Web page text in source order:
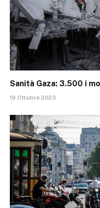
Sanità Gaza: 3.500 i
19 Ottobre 2023